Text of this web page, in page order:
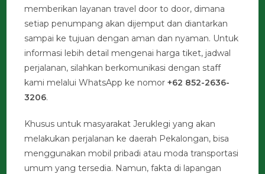
memberikan layanan travel door to door, dimana
setiap penumpang akan dijemput dan diantarkan
sampai ke tujuan dengan aman dan nyaman. Untuk
informasi lebih detail mengenai harga tiket, jadwal
perjalanan, silahkan berkomunikasi dengan staff
kami melalui WhatsApp ke nomor+62 852-2636-
3206.
Khusus untuk masyarakat Jeruklegi yang akan
melakukan perjalanan ke daerah Pekalongan, bisa
menggunakan mobil pribadi atau moda transportasi
umum yang tersedia. Namun, fakta di lapangan